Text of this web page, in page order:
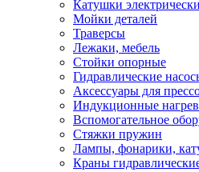
Катушки
Мойки деталей
Траверсы
Лежаки, мебель
Стойки опорные
Гидравлические
Аксессуары для
Индукционные
Вспомогательное
Стяжки пружин
Лампы, фонарики,
Краны